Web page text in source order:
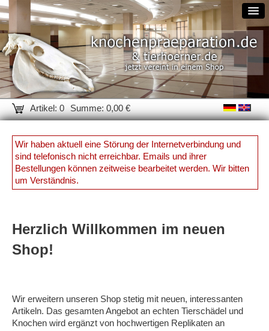
Artikel: 0 Summe: 0,00 €
Wir haben aktuell eine Störung der Internetverbindung und
sind telefonisch nicht erreichbar. Emails und ihrer
Bestellungen können zeitweise bearbeitet werden. Wir bitten
um Verständnis.
Herzlich Willkommen im neuen
Shop!
Wir erweitern unseren Shop stetig mit neuen, interessanten
Artikeln. Das gesamten Angebot an echten Tierschädel und
Knochen wird ergänzt von hochwertigen Replikaten an